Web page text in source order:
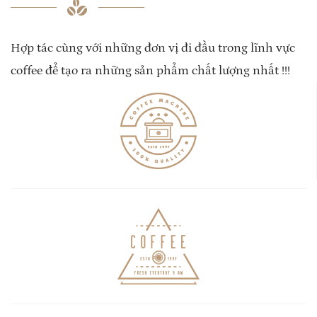
Hợp tác cùng với những đơn vị đi đầu trong lĩnh vực
coffee để tạo ra những sản phẩm chất lượng nhất !!!